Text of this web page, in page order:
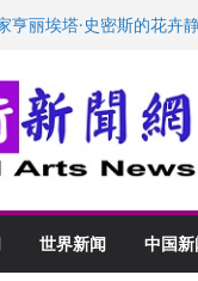
亨丽埃塔·史密斯的花卉
”得其乐
：一场展览 连着攀枝花的
世界新闻 中国